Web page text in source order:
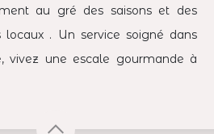
au gré des saisons et des
locaux . Un service soigné dans
vivez une escale gourmande à